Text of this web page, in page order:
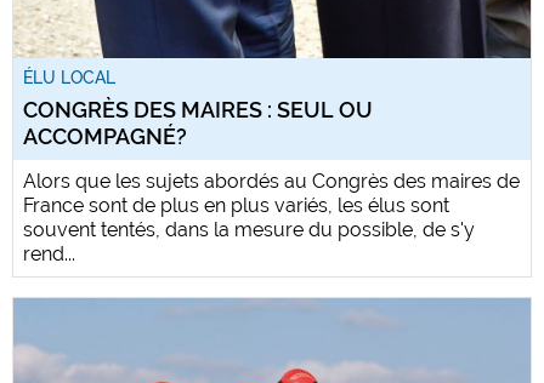
ÉLU LOCAL
CONGRÈS DES MAIRES : SEUL OU
ACCOMPAGNÉ?
Alors que les sujets abordés au Congrès des maires de
France sont de plus en plus variés, les élus sont
souvent tentés, dans la mesure du possible, de s'y
rend...